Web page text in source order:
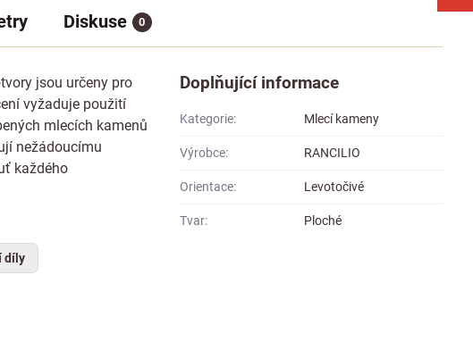
Diskuse 0
jsou určeny pro
vyžaduje použití
mlecích kamenů
nežádoucímu
každého
díly
Doplňující informace
Kategorie: Mlecí kameny
Výrobce: RANCILIO
Orientace: Levotočivé
Tvar: Ploché